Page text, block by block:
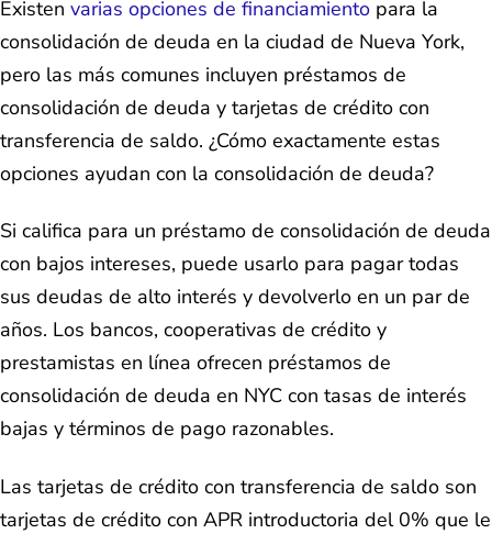
Existen varias opciones de financiamiento para la
consolidación de deuda en la ciudad de Nueva York,
pero las más comunes incluyen préstamos de
consolidación de deuda y tarjetas de crédito con
transferencia de saldo. ¿Cómo exactamente estas
opciones ayudan con la consolidación de deuda?
Si califica para un préstamo de consolidación de deuda
con bajos intereses, puede usarlo para pagar todas
sus deudas de alto interés y devolverlo en un par de
años. Los bancos, cooperativas de crédito y
prestamistas en línea ofrecen préstamos de
consolidación de deuda en NYC con tasas de interés
bajas y términos de pago razonables.
Las tarjetas de crédito con transferencia de saldo son
tarjetas de crédito con APR introductoria del 0% que le